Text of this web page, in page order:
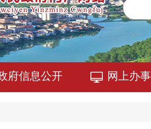
府信息公开 网上办事